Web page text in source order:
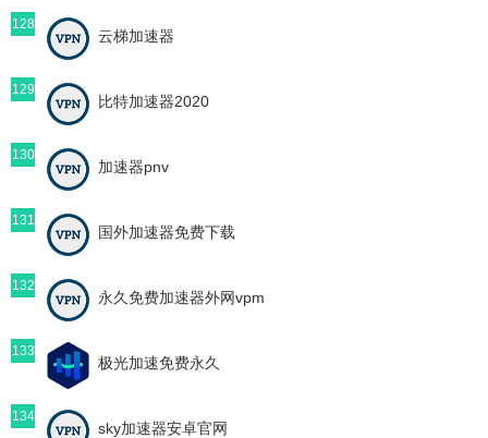
128
云梯加速器
129
比特加速器2020
130
加速器pnv
131
国外加速器免费下载
132
永久免费加速器外网vpm
133
极光加速免费永久
134
sky加速器安卓官网